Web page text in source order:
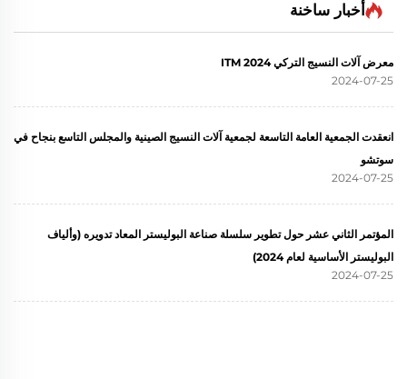
أخبار ساخنة
معرض آلات النسيج التركي ITM 2024
2024-07-25
انعقدت الجمعية العامة التاسعة لجمعية آلات النسيج الصينية والمجلس التاسع بنجاح في
سوتشو
2024-07-25
المؤتمر الثاني عشر حول تطوير سلسلة صناعة البوليستر المعاد تدويره (وألياف
البوليستر الأساسية لعام 2024)
2024-07-25